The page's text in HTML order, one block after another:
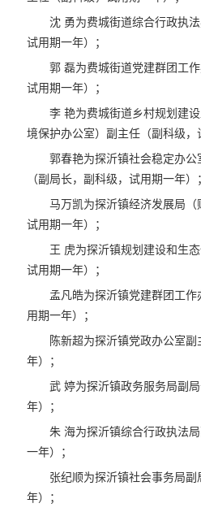
沈 勇为费城街道综合行政执
试用期一年）；
郭 磊为费城街道党建群团工
试用期一年）；
李 艳为费城街道乡村规划建
境保护办公室）副主任（副科级，
郭春艳为探沂镇社会稳定办
（副局长，副科级，试用期一年）
马万凯为探沂镇经济发展局（
试用期一年）；
王 虎为探沂镇规划建设和生
试用期一年）；
孟凡皓为探沂镇党建群团工
用期一年）；
陈新超为探沂镇党政办公室
年）；
武 婷为探沂镇政务服务局副
年）；
朱 海为探沂镇综合行政执法
一年）；
张纪顺为探沂镇社会事务局
年）；